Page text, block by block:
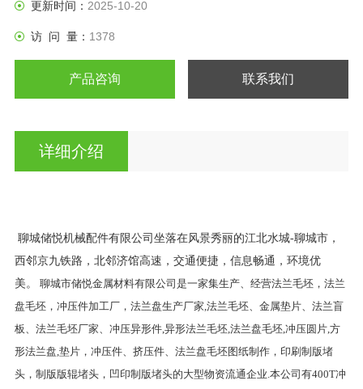
更新时间： 2025-10-20
访 问 量： 1378
产品咨询 联系我们
详细介绍
聊城储悦机械配件有限公司坐落在风景秀丽的江北水城-聊城市，
西邻京九铁路，北邻济馆高速，交通便捷，信息畅通，环境优
美。
聊城市储悦金属材料有限公司是一家集生产、经营法兰毛坯，法兰
盘毛坯，冲压件加工厂，法兰盘生产厂家,法兰毛坯、金属垫片、法兰盲
板、法兰毛坯厂家、冲压异形件,异形法兰毛坯,法兰盘毛坯,冲压圆片,方
形法兰盘,垫片，冲压件、挤压件、法兰盘毛坯图纸制作，印刷制版堵
头，制版版辊堵头，凹印制版堵头的大型物资流通企业.本公司有400T冲